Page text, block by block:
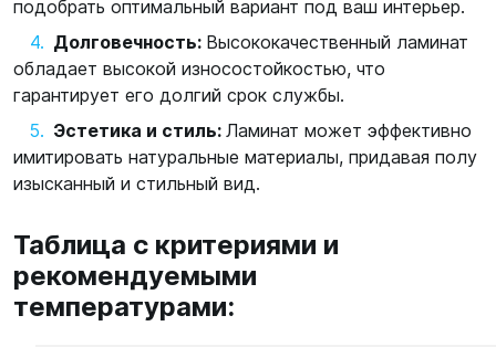
подобрать оптимальный вариант под ваш интерьер.
Долговечность: Высококачественный ламинат
обладает высокой износостойкостью, что
гарантирует его долгий срок службы.
Эстетика и стиль: Ламинат может эффективно
имитировать натуральные материалы, придавая полу
изысканный и стильный вид.
Таблица с критериями и
рекомендуемыми
температурами: